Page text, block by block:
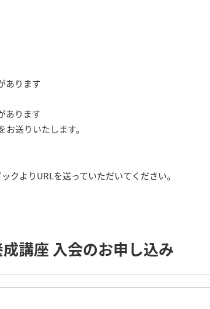
あります
あります
送りいたします。
クよりURLを送っていただいてください。
講座 入会のお申し込み